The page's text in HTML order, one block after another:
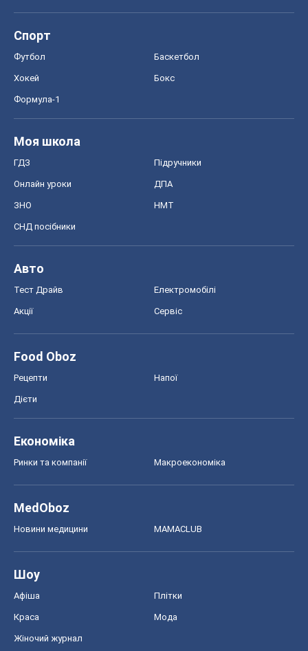
Спорт
Футбол Баскетбол
Хокей Бокс
Формула-1
Моя школа
ГДЗ Підручники
Онлайн уроки ДПА
ЗНО НМТ
СНД посібники
Авто
Тест Драйв Електромобілі
Акції Сервіс
Food Oboz
Рецепти Напої
Дієти
Економіка
Ринки та компанії Макроекономіка
MedOboz
Новини медицини MAMACLUB
Шоу
Афіша Плітки
Краса Мода
Жіночий журнал